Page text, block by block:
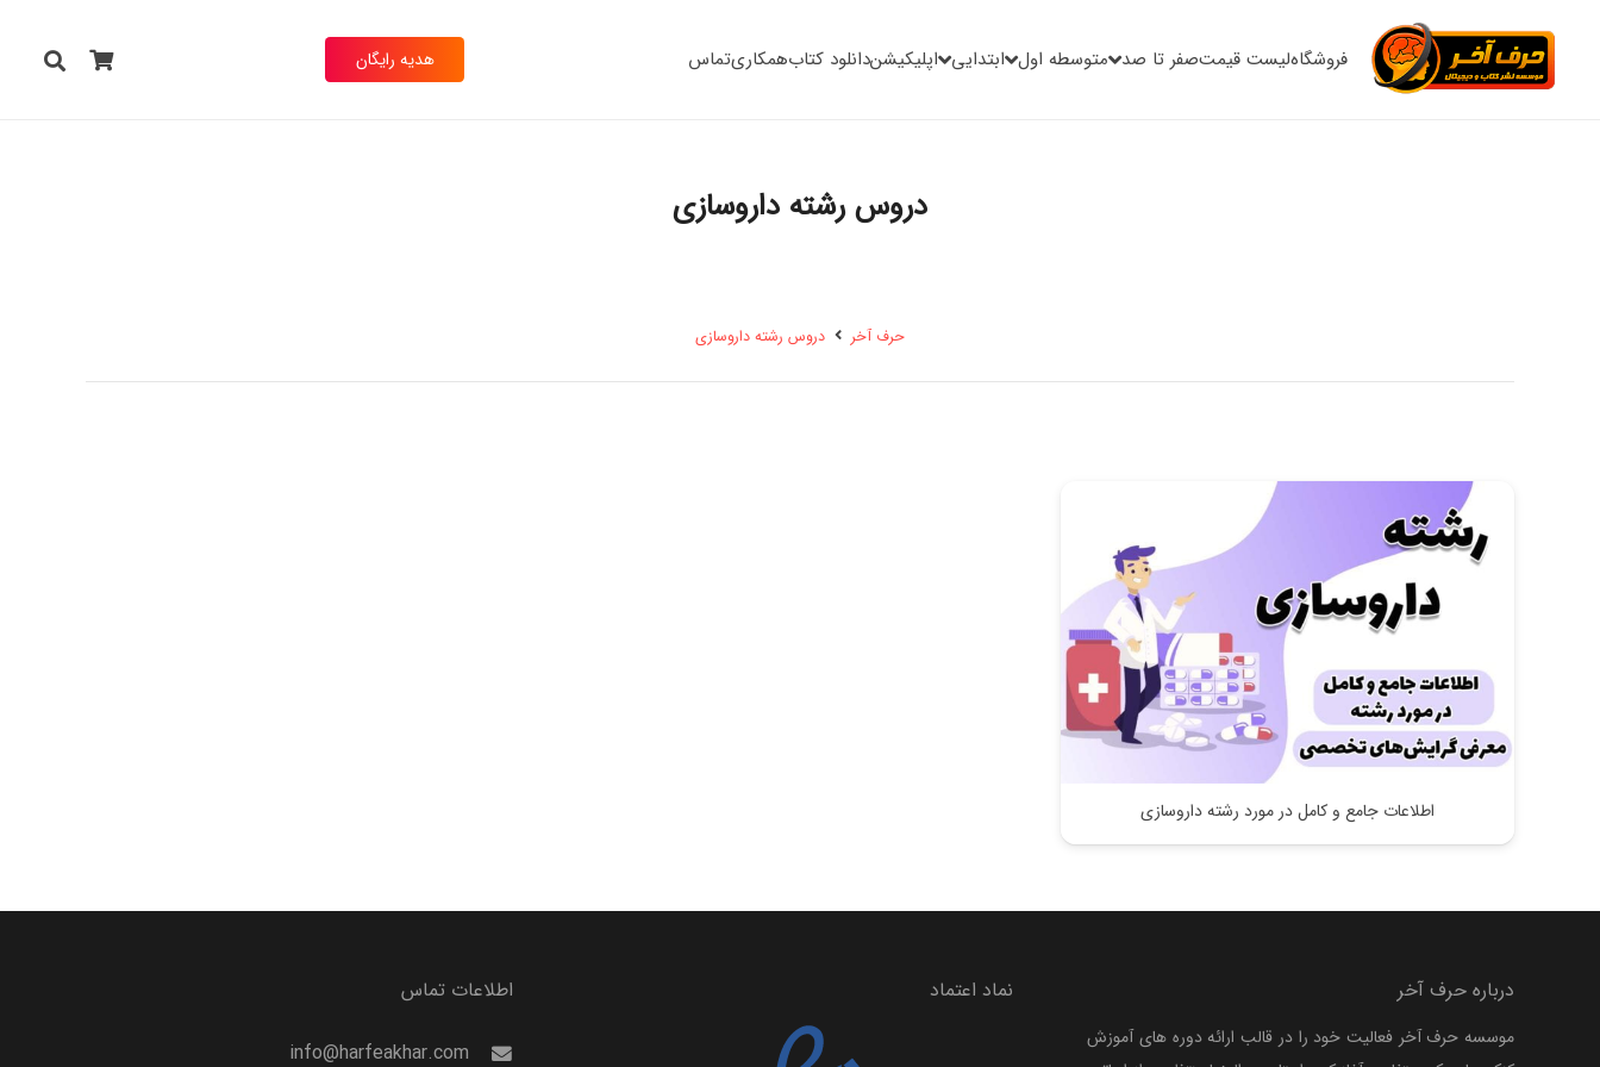
فروشگاهلیست قیمتصفر تا صد متوسطه اول ابتدایی اپلیکیشندانلود کتابهمکاریتماس هدیه رایگان
دروس رشته داروسازی
حرف آخر دروس رشته داروسازی
اطلاعات جامع و کامل در مورد رشته داروسازی
درباره حرف آخر
موسسه حرف آخر فعالیت خود را در قالب ارائه دوره های آموزش
نماد اعتماد اطلاعات تماس
info@harfeakhar.com